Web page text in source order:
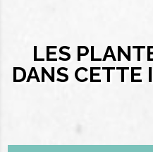
LES
DANS CETTE